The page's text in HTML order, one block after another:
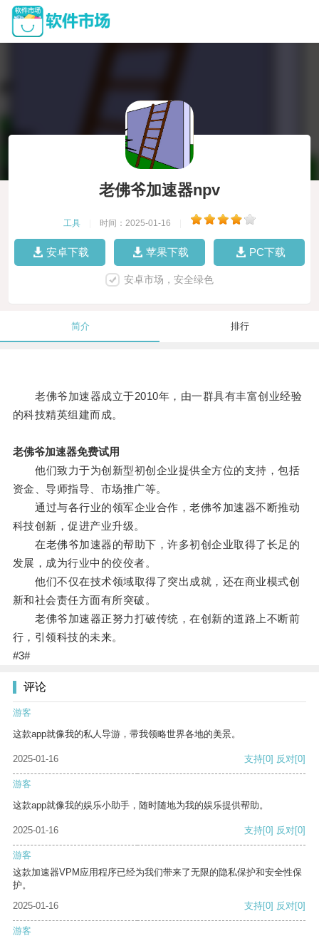
老佛爷加速器npv
工具 时间：2025-01-16
安卓下载 苹果下载 PC下载
安卓市场，安全绿色
简介 排行
老佛爷加速器成立于2010年，由一群具有丰富创业经验
的科技精英组建而成。
老佛爷加速器免费试用
他们致力于为创新型初创企业提供全方位的支持，包括
资金、导师指导、市场推广等。
通过与各行业的领军企业合作，老佛爷加速器不断推动
科技创新，促进产业升级。
在老佛爷加速器的帮助下，许多初创企业取得了长足的
发展，成为行业中的佼佼者。
他们不仅在技术领域取得了突出成就，还在商业模式创
新和社会责任方面有所突破。
老佛爷加速器正努力打破传统，在创新的道路上不断前
行，引领科技的未来。
#3#
评论
游客
这款app就像我的私人导游，带我领略世界各地的美景。
2025-01-16 支持[0] 反对[0]
游客
这款app就像我的娱乐小助手，随时随地为我的娱乐提供帮助。
2025-01-16 支持[0] 反对[0]
游客
这款加速器VPM应用程序已经为我们带来了无限的隐私保护和安全性保
护。
2025-01-16
支持[0] 反对[0]
游客